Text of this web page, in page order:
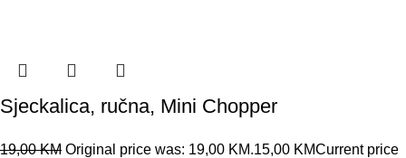
Sjeckalica, ručna, Mini Chopper
19,00KM Original price was: 19,00 KM.15,00 KMCurrent price